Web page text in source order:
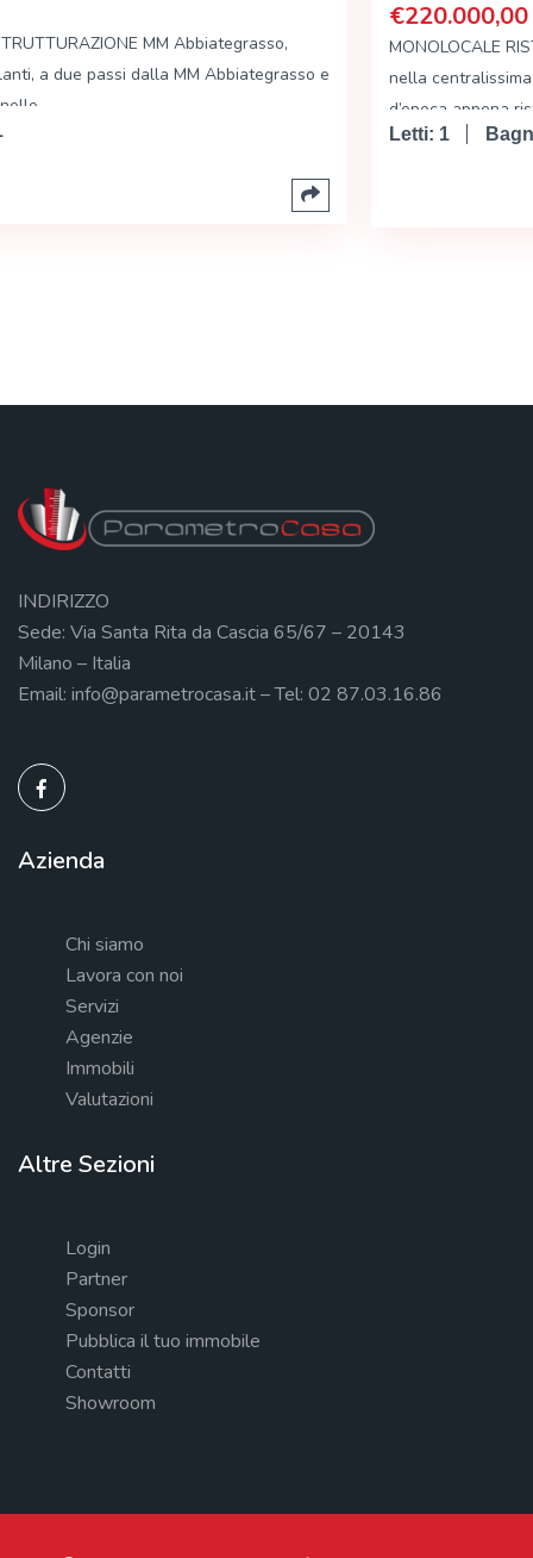
MONOLOCALE RISTRUTTURATO Ad.ze Corso Buenos Aires,
nella centralissima via Vitruvio, all’interno di un signorile contesto
d’epoca appena ristrutturato nella facciata…
20 Metri quadrati
INDIRIZZO
Sede: Via Santa Rita da Cascia 65/67 – 20143
Milano – Italia
Email: info@parametrocasa.it – Tel: 02 87.03.16.86
Azienda
Chi siamo
Lavora con noi
Servizi
Agenzie
Immobili
Valutazioni
Altre Sezioni
Login
Partner
Sponsor
Pubblica il tuo immobile
Contatti
Showroom